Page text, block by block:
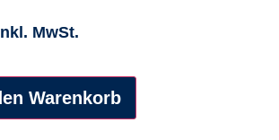
MwSt.
Warenkorb